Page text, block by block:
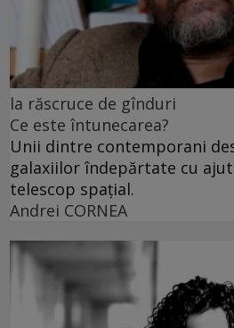
la răscruce de gînduri
Ce este întunecarea?
Unii dintre contemporani
galaxiilor îndepărtate cu
telescop spațial.
Andrei CORNEA